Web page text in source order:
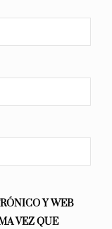
Y WEB
VEZ QUE